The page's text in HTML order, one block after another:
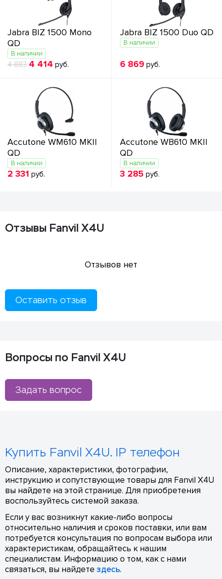
Jabra BIZ 1500 Mono
QD
В наличии
4 883 4 414 руб.
Jabra BIZ 1500 Duo QD
В наличии
6 869руб.
Accutone WM610 MKII
QD
В наличии
2 331 руб.
Accutone WB610 MKII
QD
В наличии
3 285 руб.
Отзывы Fanvil X4U
Отзывов нет
Оставить отзыв
Вопросы по Fanvil X4U
Задать вопрос
Купить Fanvil X4U. IP телефон
Описание, характеристики, фотографии,
инструкцию и сопутствующие товары для Fanvil X4U
вы найдете на этой странице. Для приобретения
воспользуйтесь системой заказа.
Если у вас возникнут какие-либо вопросы
относительно наличия и сроков поставки, или вам
потребуется консультация по вопросам выбора или
характеристикам, обращайтесь к нашим
специалистам. Информацию о том, как с нами
связаться, вы найдете здесь.